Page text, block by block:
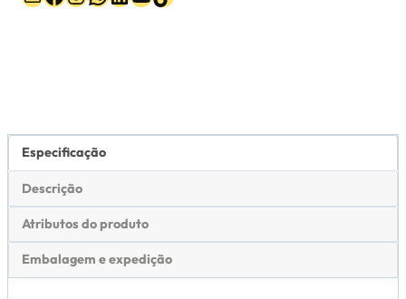
Especificação
Descrição
Atributos do produto
Embalagem e expedição